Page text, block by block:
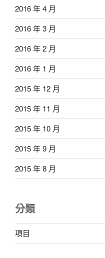
2016 年 4 月
2016 年 3 月
2016 年 2 月
2016 年 1 月
2015 年 12 月
2015 年 11 月
2015 年 10 月
2015 年 9 月
2015 年 8 月
分類
項目